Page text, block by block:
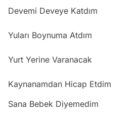
Devemi Deveye Katdım
Yuları Boynuma Atdım
Yurt Yerine Varanacak
Kaynanamdan Hicap Etdim
Sana Bebek Diyemedim